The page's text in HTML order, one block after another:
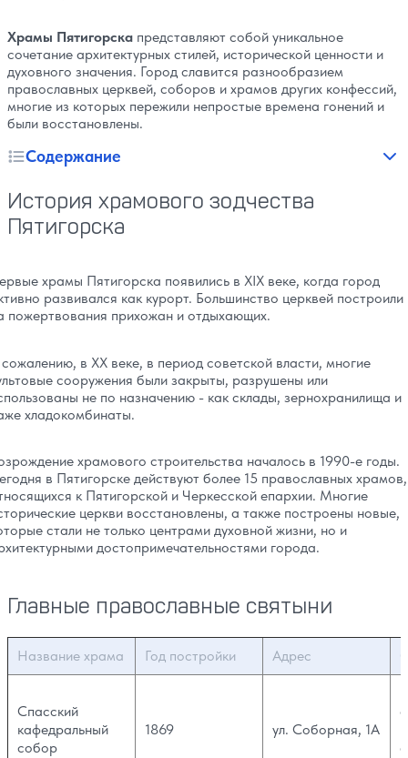
Храмы Пятигорска представляют собой уникальное
сочетание архитектурных стилей, исторической ценности и
духовного значения. Город славится разнообразием
православных церквей, соборов и храмов других конфессий,
многие из которых пережили непростые времена гонений и
были восстановлены.
Содержание
История храмового зодчества
Пятигорска
храмы Пятигорска появились в XIX веке, когда город
развивался как курорт. Большинство церквей построили
пожертвования прихожан и отдыхающих.
в XX веке, в период советской власти, многие
сооружения были закрыты, разрушены или
не по назначению - как склады, зернохранилища и
хладокомбинаты.
храмового строительства началось в 1990-е годы.
в Пятигорске действуют более 15 православных храмов,
к Пятигорской и Черкесской епархии. Многие
церкви восстановлены, а также построены новые,
стали не только центрами духовной жизни, но и
достопримечательностями города.
Главные православные святыни
Название храма Год постройки Адрес
Спасский
кафедральный
собор
1869 ул. Соборная, 1А